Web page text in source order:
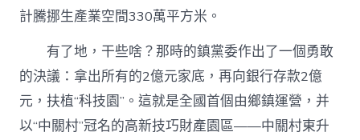
計騰挪生產業空間330萬平方米。
有了地，干些啥？那時的鎮黨委作出了一個勇敢
的決議：拿出所有的2億元家底，再向銀行存款2億
元，扶植“科技園”。這就是全國首個由鄉鎮運營，并
以“中關村”冠名的高新技巧財產園區——中關村東升